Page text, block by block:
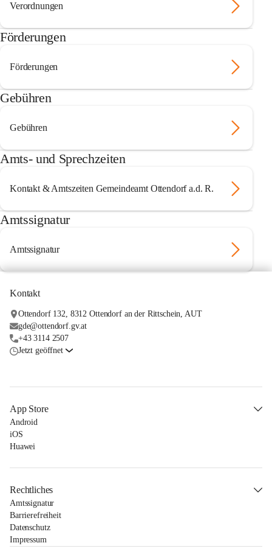
Verordnungen
Förderungen
Förderungen
Gebühren
Gebühren
Amts- und Sprechzeiten
Kontakt & Amtszeiten Gemeindeamt Ottendorf a.d. R.
Amtssignatur
Amtssignatur
Kontakt
Ottendorf 132, 8312 Ottendorf an der Rittschein, AUT
gde@ottendorf.gv.at
+43 3114 2507
Jetzt geöffnet
App Store
Android
iOS
Huawei
Rechtliches
Amtssignatur
Barrierefreiheit
Datenschutz
Impressum